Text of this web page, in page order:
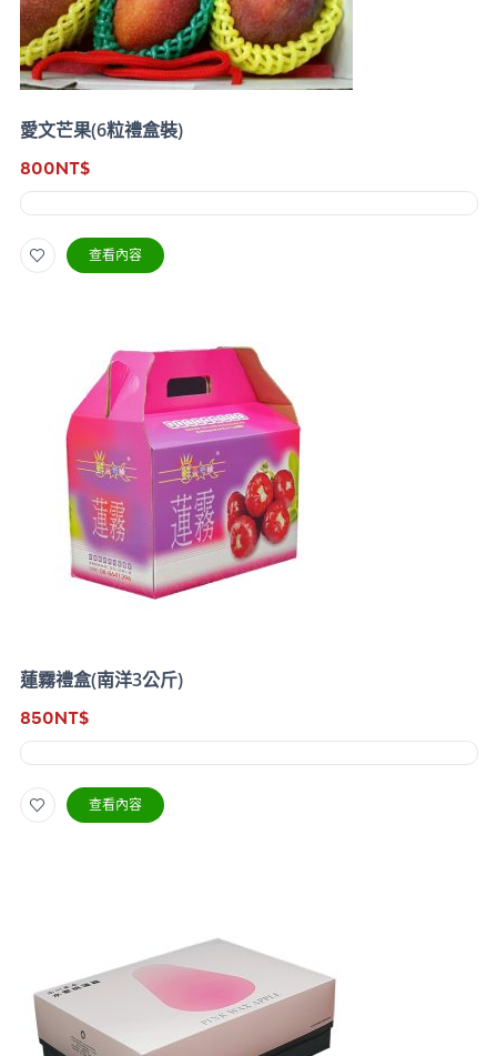
愛文芒果(6粒禮盒裝)
800NT$
查看內容
蓮霧禮盒(南洋3公斤)
850NT$
查看內容